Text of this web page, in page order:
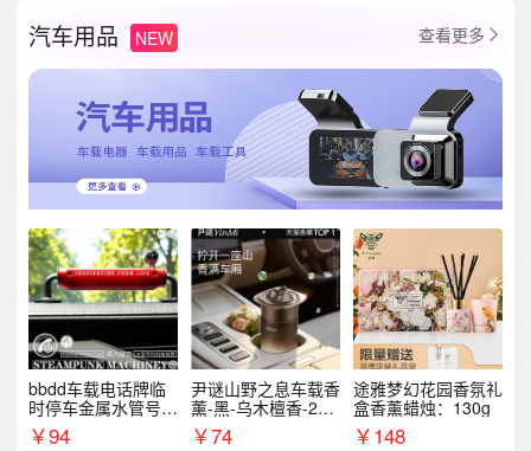
汽车用品 NEW 查看更多 
bbdd车载电话牌临
时停车金属水管号码
牌可隐藏创意趣味
￥94
尹谜山野之息车载香
薰-黑-乌木檀香-200
g￥74
途雅梦幻花园香氛礼
盒香薰蜡烛：130g
￥148